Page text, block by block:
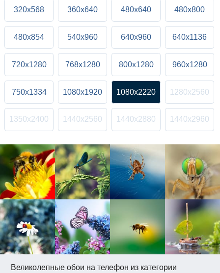
Великолепные обои на телефон из категории
320x568 360x640 480x640 480x800
480x854 540x960 640x960 640x1136
720x1280 768x1280 800x1280 960x1280
750x1334 1080x1920 1080x2220 1280x2560
1350x2400 1440x2560 1440x2880 1440x2960